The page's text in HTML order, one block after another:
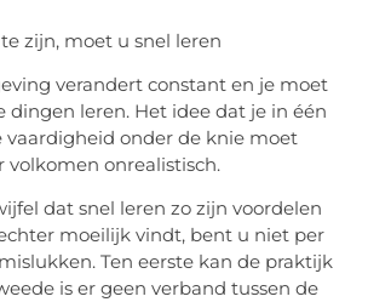
te zijn, moet u snel leren
verandert constant en je moet
dingen leren. Het idee dat je in één
vaardigheid onder de knie moet
volkomen onrealistisch.
dat snel leren zo zijn voordelen
moeilijk vindt, bent u niet per
Ten eerste kan de praktijk
is er geen verband tussen de